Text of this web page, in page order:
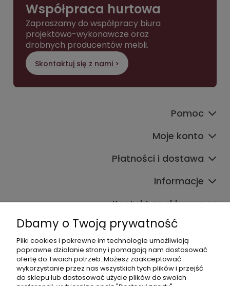
Współpraca hurtowa
Zapraszamy do współpracy biura
projektowo-wykonawcze oraz
drobnych producentów mebli.
Skontaktuj się z nami >
Pomoc
Moje konto
Płatności i dostawa
Informacje
Kontakt ze sklepem
Dane kontaktowe
603377506
sklep@komfort-biuro.pl
Dbamy o Twoją prywatność
Pliki cookies i pokrewne im technologie umożliwiają
poprawne działanie strony i pomagają nam dostosować
ofertę do Twoich potrzeb. Możesz zaakceptować
wykorzystanie przez nas wszystkich tych plików i przejść
do sklepu lub dostosować użycie plików do swoich